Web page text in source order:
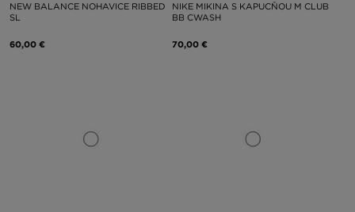
NEW BALANCE NOHAVICE RIBBED
SL
60,00 €
NIKE MIKINA S KAPUCŇOU M CLUB
BB CWASH
70,00 €